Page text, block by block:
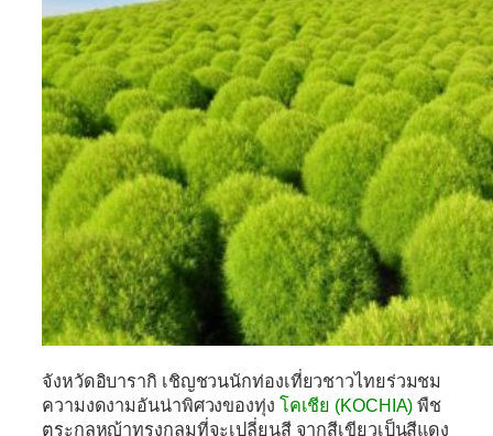
จังหวัดอิบารากิ เชิญชวนนักท่องเที่ยวชาวไทยร่วมชม
ความงดงามอันน่าพิศวงของทุ่ง โคเชีย (KOCHIA) พืช
ตระกูลหญ้าทรงกลมที่จะเปลี่ยนสี จากสีเขียวเป็นสีแดง